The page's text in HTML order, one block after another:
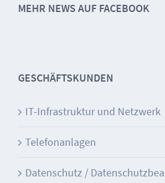
MEHR NEWS AUF FACEBOOK
GESCHÄFTSKUNDEN
IT-Infrastruktur und Netzwerk
Telefonanlagen
Datenschutz /